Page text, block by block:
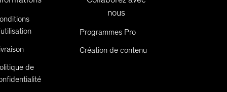
de
nous
Programmes Pro
Création de contenu